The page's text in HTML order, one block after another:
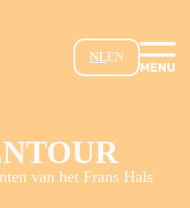
NLEN
van het Frans Hals